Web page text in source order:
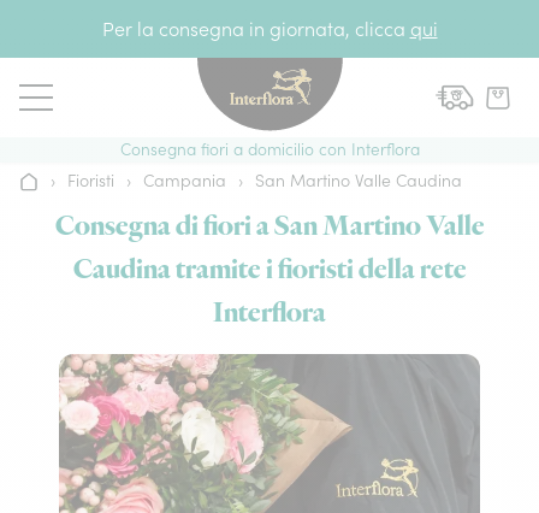
Per la consegna in giornata, clicca qui
Consegna fiori a domicilio con Interflora
Home› Fioristi › Campania › San Martino Valle Caudina
Consegna di fiori a San Martino Valle
Caudina tramite i fioristi della rete
Interflora